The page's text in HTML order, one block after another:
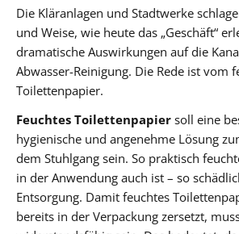
Die Kläranlagen und Stadtwerke
und Weise, wie heute das „Geschäft“
dramatische Auswirkungen auf die
Abwasser-Reinigung. Die Rede ist vom
Toilettenpapier.
Feuchtes Toilettenpapier soll eine
hygienische und angenehme Lösung
dem Stuhlgang sein. So praktisch
in der Anwendung auch ist – so
Entsorgung. Damit feuchtes
bereits in der Verpackung zersetzt,